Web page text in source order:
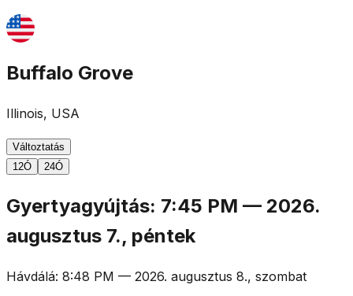
Buffalo Grove
Illinois, USA
Változtatás
12Ó
24Ó
Gyertyagyújtás: 7:45 PM — 2026.
augusztus 7., péntek
Hávdálá: 8:48 PM — 2026. augusztus 8., szombat